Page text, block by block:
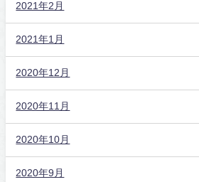
2021年2月
2021年1月
2020年12月
2020年11月
2020年10月
2020年9月